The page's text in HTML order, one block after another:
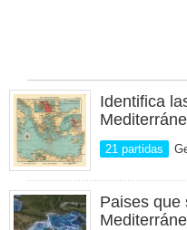
Identifica
21 partidas
Paises que